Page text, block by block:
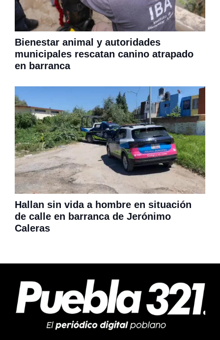
Bienestar animal y autoridades
municipales rescatan canino atrapado
en barranca
Hallan sin vida a hombre en situación
de calle en barranca de Jerónimo
Caleras